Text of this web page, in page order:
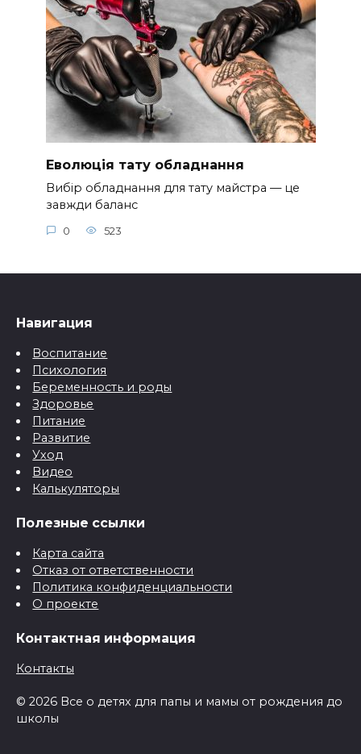
Еволюція тату обладнання
Вибір обладнання для тату майстра — це
завжди баланс
0 523
Навигация
Воспитание
Психология
Беременность и роды
Здоровье
Питание
Развитие
Уход
Видео
Калькуляторы
Полезные ссылки
Карта сайта
Отказ от ответственности
Политика конфиденциальности
О проекте
Контактная информация
Контакты
© 2026 Все о детях для папы и мамы от рождения до
школы